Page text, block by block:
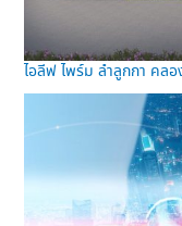
ไอลีฟ ไพร์ม ลำลูกกา คล